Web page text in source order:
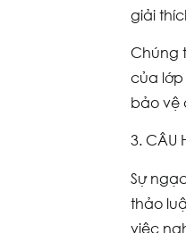
giải
Chúng
của lớp
bảo vệ
3. CÂU
Sự
thảo
việc